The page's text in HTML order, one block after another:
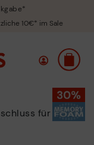
10€* im Sale